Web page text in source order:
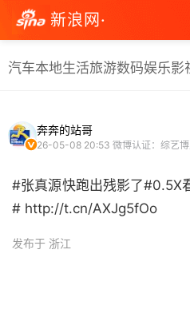
新浪网·
汽车本地生活旅游数码娱乐影
奔奔的站哥
26-05-08 20:53 微博认证：综艺
#张真源快跑出残影了#0.5X
# http://t.cn/AXJg5fOo ​
发布于 浙江